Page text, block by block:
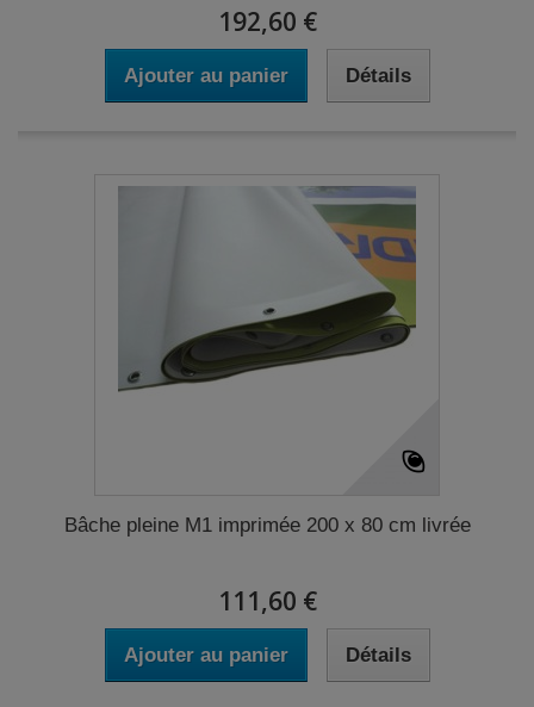
192,60 €
Ajouter au panier Détails
Bâche pleine M1 imprimée 200 x 80 cm livrée
111,60 €
Ajouter au panier Détails